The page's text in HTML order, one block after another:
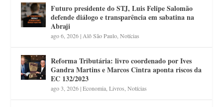
Futuro presidente do STJ, Luis Felipe Salomão
defende diálogo e transparência em sabatina na
Abraji
ago 6, 2026| Alô São Paulo ,Notícias
Reforma Tributária: livro coordenado por Ives
Gandra Martins e Marcos Cintra aponta riscos da
EC 132/2023
ago 3, 2026|Economia ,Livros ,Notícias